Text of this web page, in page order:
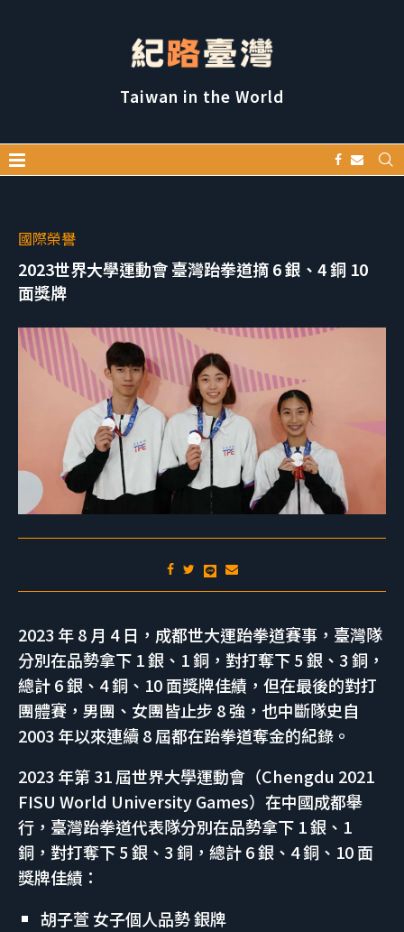
Taiwan in the World
國際榮譽
2023世界大學運動會 臺灣跆拳道摘 6 銀、4 銅 10
面獎牌
2023 年 8 月 4 日，成都世大運跆拳道賽事，臺灣隊
分別在品勢拿下 1 銀、1 銅，對打奪下 5 銀、3 銅，
總計 6 銀、4 銅、10 面獎牌佳績，但在最後的對打
團體賽，男團、女團皆止步 8 強，也中斷隊史自
2003 年以來連續 8 屆都在跆拳道奪金的紀錄。
2023 年第 31 屆世界大學運動會（Chengdu 2021
FISU World University Games）在中國成都舉
行，臺灣跆拳道代表隊分別在品勢拿下 1 銀、1
銅，對打奪下 5 銀、3 銅，總計 6 銀、4 銅、10 面
獎牌佳績：
胡子萱 女子個人品勢 銀牌